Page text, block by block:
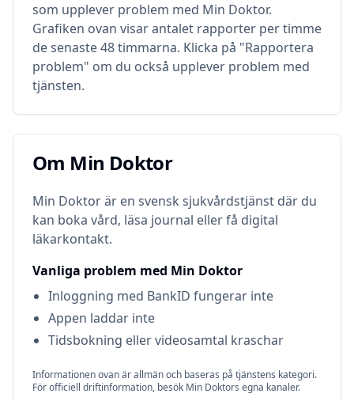
som upplever problem med Min Doktor.
Grafiken ovan visar antalet rapporter per timme
de senaste 48 timmarna. Klicka på "Rapportera
problem" om du också upplever problem med
tjänsten.
Om
Om Min Doktor
Min Doktor är en svensk sjukvårdstjänst där du
kan boka vård, läsa journal eller få digital
läkarkontakt.
Vanliga problem med Min Doktor
Inloggning med BankID fungerar inte
Appen laddar inte
Tidsbokning eller videosamtal kraschar
Informationen ovan är allmän och baseras på tjänstens kategori.
För officiell driftinformation, besök Min Doktors egna kanaler.